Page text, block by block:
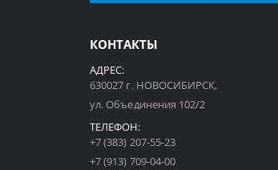
КОНТАКТЫ
АДРЕС:
630027 г. НОВОСИБИРСК,
ул. Объединения 102/2
ТЕЛЕФОН:
+7 (383) 207-55-23
+7 (913) 709-04-00